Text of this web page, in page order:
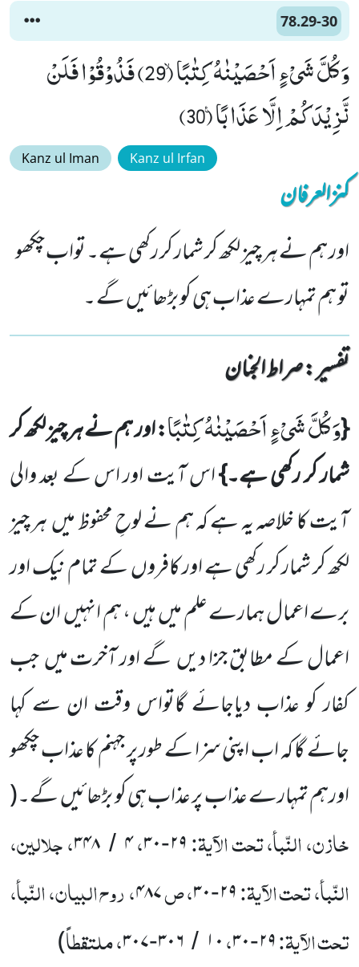
78.29-30
وَ كُلَّ شَیْءٍ اَحْصَیْنٰهُ كِتٰبًاۙ (29) فَذُوْقُوْا فَلَنْ
نَّزِیْدَكُمْ اِلَّا عَذَابًا۠ (30)
Kanz ul Iman Kanz ul Irfan
کنزالعرفان
اور ہم نے ہر چیز لکھ کر شمار کر رکھی ہے۔ تواب چکھو
تو ہم تمہارے عذاب ہی کو بڑھائیں گے ۔
تفسیر : ‎صراط الجنان
{وَ كُلَّ شَیْءٍ اَحْصَیْنٰهُ كِتٰبًا: اور ہم نے ہر چیز لکھ کر
شمار کر رکھی ہے۔}اس آیت اور اس کے بعد والی
آیت کا خلاصہ یہ ہے کہ ہم نے لوحِ محفوظ میںہر چیز
لکھ کر شمار کر رکھی ہے اور کافروںکے تمام نیک اور
برے اعمال ہمارے علم میںہیں ، ہم انہیںان کے
اعمال کے مطابق جزا دیںگے اور آخرت میںجب
کفار کو عذاب دیاجائے گاتواس وقت ان سے کہا
جائے گا کہ اب اپنی سزا کے طور پر جہنم کا عذاب چکھو
اورہم تمہارے عذاب پر عذاب ہی کو بڑھائیںگے۔(
خازن، النّبأ، تحت الآیۃ:۲۹-۳۰،۴ /۳۴۸، جلالین،
النّبأ، تحت الآیۃ:۲۹-۳۰، ص۴۸۷، روح البیان، النّبأ،
تحت الآیۃ:۲۹-۳۰،۱۰ / ۳۰۶-۳۰۷، ملتقطاً)